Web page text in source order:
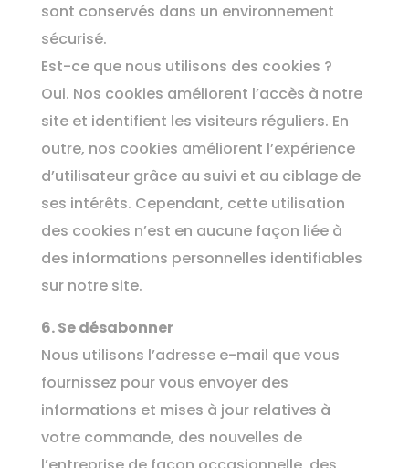
sont conservés dans un environnement
sécurisé.
Est-ce que nous utilisons des cookies ?
Oui. Nos cookies améliorent l’accès à notre
site et identifient les visiteurs réguliers. En
outre, nos cookies améliorent l’expérience
d’utilisateur grâce au suivi et au ciblage de
ses intérêts. Cependant, cette utilisation
des cookies n’est en aucune façon liée à
des informations personnelles identifiables
sur notre site.
6. Se désabonner
Nous utilisons l’adresse e-mail que vous
fournissez pour vous envoyer des
informations et mises à jour relatives à
votre commande, des nouvelles de